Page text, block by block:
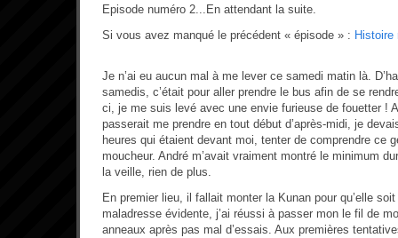
Episode numéro 2...En attendant la suite.
Si vous avez manqué le précédent « épisode » : Histoire
Je n’ai eu aucun mal à me lever ce samedi matin là.
samedis, c’était pour aller prendre le bus afin de se
ci, je me suis levé avec une envie furieuse de fouetter !
passerait me prendre en tout début d’après-midi, je
heures qui étaient devant moi, tenter de comprendre ce
moucheur. André m’avait vraiment montré le minimum
la veille, rien de plus.
En premier lieu, il fallait monter la Kunan pour qu’elle
maladresse évidente, j’ai réussi à passer mon le fil de
anneaux après pas mal d’essais. Aux premières